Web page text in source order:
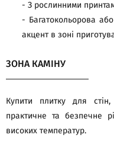
- З рослинними
- Багатокольорова
акцент в зоні
ЗОНА КАМІНУ
Купити плитку для
практичне та безпечне
високих температур.